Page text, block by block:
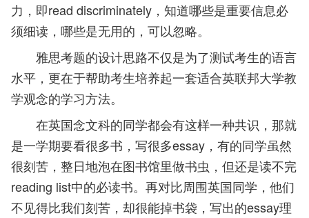
力，即read discriminately，知道哪些是重要信息必
须细读，哪些是无用的，可以忽略。
雅思考题的设计思路不仅是为了测试考生的语言
水平，更在于帮助考生培养起一套适合英联邦大学教
学观念的学习方法。
在英国念文科的同学都会有这样一种共识，那就
是一学期要看很多书，写很多essay，有的同学虽然
很刻苦，整日地泡在图书馆里做书虫，但还是读不完
reading list中的必读书。再对比周围英国同学，他们
不见得比我们刻苦，却很能掉书袋，写出的essay理